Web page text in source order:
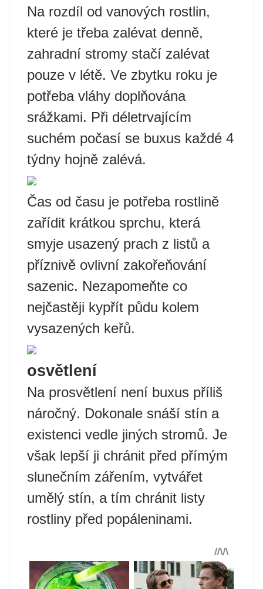
Na rozdíl od vanových rostlin,
které je třeba zalévat denně,
zahradní stromy stačí zalévat
pouze v létě. Ve zbytku roku je
potřeba vláhy doplňována
srážkami. Při déletrvajícím
suchém počasí se buxus každé 4
týdny hojně zalévá.
Čas od času je potřeba rostlině
zařídit krátkou sprchu, která
smyje usazený prach z listů a
příznivě ovlivní zakořeňování
sazenic. Nezapomeňte co
nejčastěji kypřít půdu kolem
vysazených keřů.
osvětlení
Na prosvětlení není buxus příliš
náročný. Dokonale snáší stín a
existenci vedle jiných stromů. Je
však lepší ji chránit před přímým
slunečním zářením, vytvářet
umělý stín, a tím chránit listy
rostliny před popáleninami.